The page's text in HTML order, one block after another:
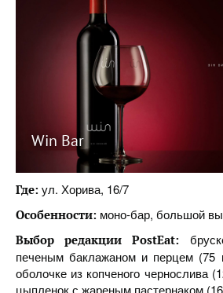
Win Bar
Где: ул. Хорива, 16/7
Особенности: моно-бар, большой
Выбор редакцииPostEat:
печеным баклажаном и перцем (75
оболочке из копченого чернослива
цыпленок с жареным пастернаком